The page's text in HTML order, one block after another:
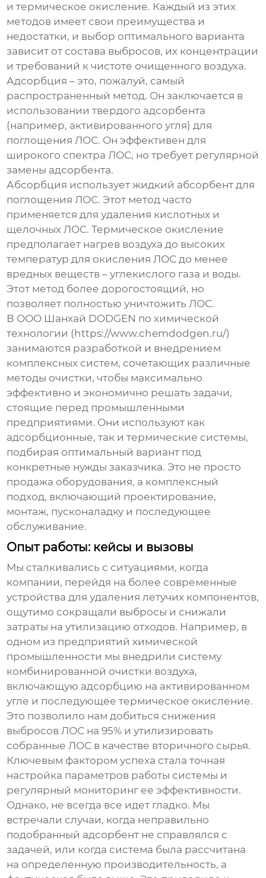
и термическое окисление. Каждый из этих
методов имеет свои преимущества и
недостатки, и выбор оптимального варианта
зависит от состава выбросов, их концентрации
и требований к чистоте очищенного воздуха.
Адсорбция – это, пожалуй, самый
распространенный метод. Он заключается в
использовании твердого адсорбента
(например, активированного угля) для
поглощения ЛОС. Он эффективен для
широкого спектра ЛОС, но требует регулярной
замены адсорбента.
Абсорбция использует жидкий абсорбент для
поглощения ЛОС. Этот метод часто
применяется для удаления кислотных и
щелочных ЛОС. Термическое окисление
предполагает нагрев воздуха до высоких
температур для окисления ЛОС до менее
вредных веществ – углекислого газа и воды.
Этот метод более дорогостоящий, но
позволяет полностью уничтожить ЛОС.
В ООО Шанхай DODGEN по химической
технологии (https://www.chemdodgen.ru/)
занимаются разработкой и внедрением
комплексных систем, сочетающих различные
методы очистки, чтобы максимально
эффективно и экономично решать задачи,
стоящие перед промышленными
предприятиями. Они используют как
адсорбционные, так и термические системы,
подбирая оптимальный вариант под
конкретные нужды заказчика. Это не просто
продажа оборудования, а комплексный
подход, включающий проектирование,
монтаж, пусконаладку и последующее
обслуживание.
Опыт работы: кейсы и вызовы
Мы сталкивались с ситуациями, когда
компании, перейдя на более современные
устройства для удаления летучих компонентов,
ощутимо сокращали выбросы и снижали
затраты на утилизацию отходов. Например, в
одном из предприятий химической
промышленности мы внедрили систему
комбинированной очистки воздуха,
включающую адсорбцию на активированном
угле и последующее термическое окисление.
Это позволило нам добиться снижения
выбросов ЛОС на 95% и утилизировать
собранные ЛОС в качестве вторичного сырья.
Ключевым фактором успеха стала точная
настройка параметров работы системы и
регулярный мониторинг ее эффективности.
Однако, не всегда все идет гладко. Мы
встречали случаи, когда неправильно
подобранный адсорбент не справлялся с
задачей, или когда система была рассчитана
на определенную производительность, а